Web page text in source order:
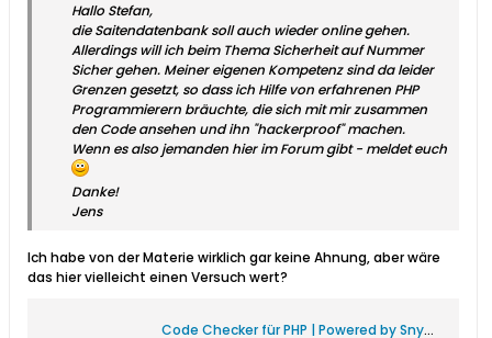
Hallo Stefan,
die Saitendatenbank soll auch wieder online gehen.
Allerdings will ich beim Thema Sicherheit auf Nummer
Sicher gehen. Meiner eigenen Kompetenz sind da leider
Grenzen gesetzt, so dass ich Hilfe von erfahrenen PHP
Programmierern bräuchte, die sich mit mir zusammen
den Code ansehen und ihn "hackerproof" machen.
Wenn es also jemanden hier im Forum gibt - meldet euch
Danke!
Jens
Ich habe von der Materie wirklich gar keine Ahnung, aber wäre
das hier vielleicht einen Versuch wert?
Code Checker für PHP | Powered by Snyk Code | Snyk